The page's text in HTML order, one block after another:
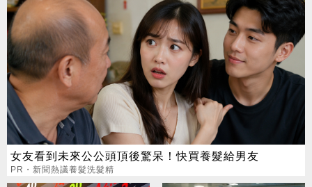
女友看到未來公公頭頂後驚呆！快買養髮給男友
PR・新聞熱議養髮洗髮精